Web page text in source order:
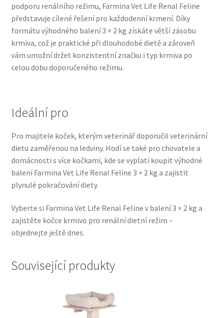
Přepravky pro psy
Purizon pro psy — Vysoký obsah masa, bez obilovin
Royal Canin pro psy
Vodítka a obojky
Wolf of Wilderness
podporu renálního režimu, Farmina Vet Life Renal Feline
představuje cílené řešení pro každodenní krmení. Díky
formátu výhodného balení 3 × 2 kg získáte větší zásobu
krmiva, což je praktické při dlouhodobé dietě a zároveň
vám umožní držet konzistentní značku i typ krmiva po
celou dobu doporučeného režimu.
Ideální pro
Pro majitele koček, kterým veterinář doporučil veterinární
dietu zaměřenou na ledviny. Hodí se také pro chovatele a
domácnosti s více kočkami, kde se vyplatí koupit výhodné
balení Farmina Vet Life Renal Feline 3 × 2 kg a zajistit
plynulé pokračování diety.
Vyberte si Farmina Vet Life Renal Feline v balení 3 × 2 kg a
zajistěte kočce krmivo pro renální dietní režim –
objednejte ještě dnes.
Související produkty